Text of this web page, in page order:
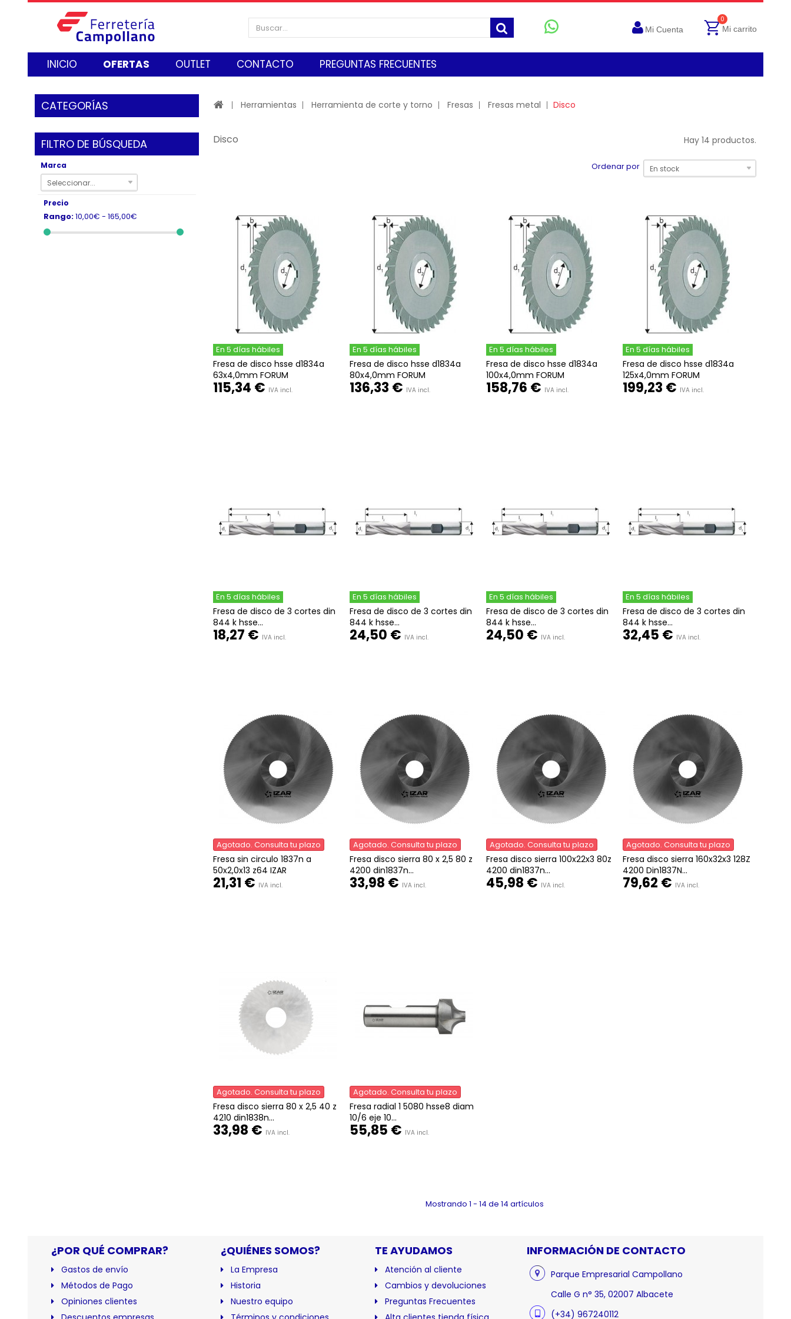
INICIO OFERTAS OUTLET CONTACTO PREGUNTAS FRECUENTES
Mi Cuenta
0
Mi carrito
CATEGORÍAS
FILTRO DE BÚSQUEDA
Marca
Seleccionar...
Precio
Rango:10,00€ - 165,00€
Herramientas Herramienta de corte y torno Fresas Fresas metal Disco
Disco Hay 14 productos.
Ordenar por En stock
En 5 días hábiles
Fresa de disco hsse d1834a
63x4,0mm FORUM
115,34 € IVA incl.
En 5 días hábiles
Fresa de disco hsse d1834a
80x4,0mm FORUM
136,33 € IVA incl.
En 5 días hábiles
Fresa de disco hsse d1834a
100x4,0mm FORUM
158,76 € IVA incl.
En 5 días hábiles
Fresa de disco hsse d1834a
125x4,0mm FORUM
199,23 € IVA incl.
En 5 días hábiles
Fresa de disco de 3 cortes din
844 k hsse...
18,27 € IVA incl.
En 5 días hábiles
Fresa de disco de 3 cortes din
844 k hsse...
24,50 € IVA incl.
En 5 días hábiles
Fresa de disco de 3 cortes din
844 k hsse...
24,50 € IVA incl.
En 5 días hábiles
Fresa de disco de 3 cortes din
844 k hsse...
32,45 € IVA incl.
Agotado. Consulta tu plazo
Fresa sin circulo 1837n a
50x2,0x13 z64 IZAR
21,31 € IVA incl.
Agotado. Consulta tu plazo
Fresa disco sierra 80 x 2,5 80 z
4200 din1837n...
33,98 € IVA incl.
Agotado. Consulta tu plazo
Fresa disco sierra 100x22x3 80z
4200 din1837n...
45,98 € IVA incl.
Agotado. Consulta tu plazo
Fresa disco sierra 160x32x3 128Z
4200 Din1837N...
79,62 € IVA incl.
Agotado. Consulta tu plazo
Fresa disco sierra 80 x 2,5 40 z
4210 din1838n...
33,98 € IVA incl.
Agotado. Consulta tu plazo
Fresa radial 1 5080 hsse8 diam
10/6 eje 10...
55,85 € IVA incl.
Mostrando 1 - 14 de 14 artículos
¿POR QUÉ COMPRAR?
Gastos de envío
Métodos de Pago
Opiniones clientes
¿QUIÉNES SOMOS?
La Empresa
Historia
Nuestro equipo
TE AYUDAMOS
Atención al cliente
Cambios y devoluciones
Preguntas Frecuentes
INFORMACIÓN DE CONTACTO
Parque Empresarial Campollano
Calle G n° 35, 02007 Albacete
(+34) 967240112